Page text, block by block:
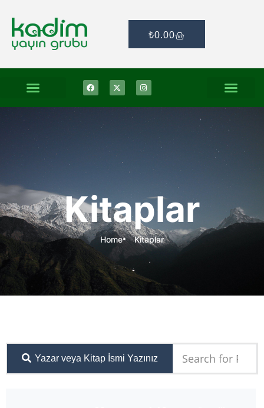
₺0.00
Kitaplar
Home Kitaplar
Yazar veya Kitap İsmi Yazınız